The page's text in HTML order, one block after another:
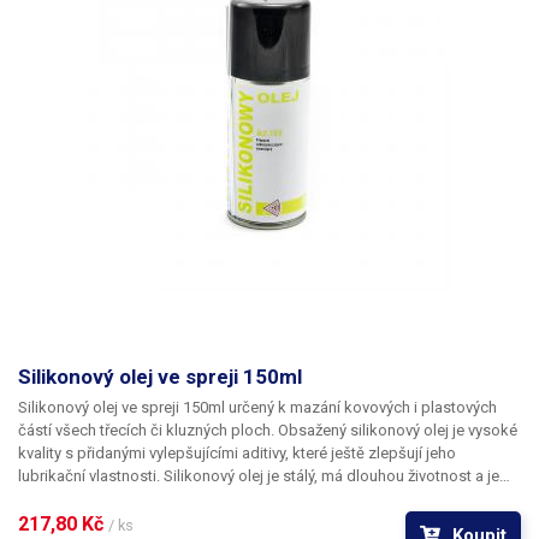
košíku, bude se na celou Vaši objednávku vztahovat v možnostech
Objem: 500ml
Silikonový olej ve spreji 150ml
Silikonový olej ve spreji 150ml určený k mazání kovových i plastových
částí všech třecích či kluzných ploch. Obsažený silikonový olej je vysoké
kvality s přidanými vylepšujícími aditivy, které ještě zlepšují jeho
lubrikační vlastnosti. Silikonový olej je stálý, má dlouhou životnost a je
poskytuje ochranu proti vlhkosti a následné korozi
. Vhodný jako mazivo
217,80 Kč / ks